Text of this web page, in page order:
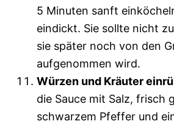
5 Minuten sanft
eindickt. Sie sollte nicht
sie später noch von den
aufgenommen wird.
Würzen und Kräuter
die Sauce mit Salz, frisch
schwarzem Pfeffer und